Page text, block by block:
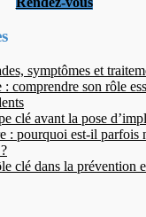
symptômes et
comprendre son rôle
clé avant la pose
: pourquoi est-il parfois
clé dans la prévention